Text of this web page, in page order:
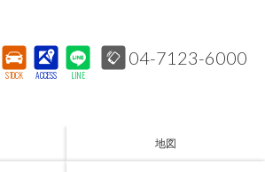
STOCK ACCESS LINE
04-7123-6000
地図